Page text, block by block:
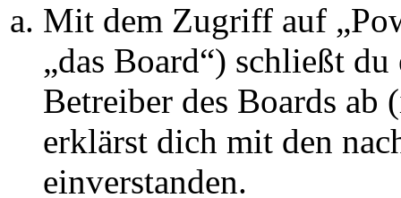
Mit dem Zugriff auf
„das Board“) schließt
Betreiber des Boards ab
erklärst dich mit den
einverstanden.